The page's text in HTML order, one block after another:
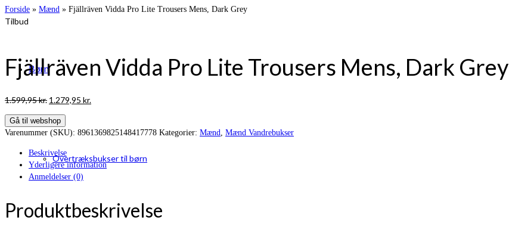
Børn
Overtræksbukser til børn
Forside » Mænd » Fjällräven Vidda Pro Lite Trousers Mens, Dark Grey
Tilbud
Fjällräven Vidda Pro Lite Trousers Mens, Dark Grey
1.599,95kr. Den
pris
var:
1.279,95 kr.
er:
Gå til webshop
Varenummer (SKU): 8961369825148417778 Kategorier: Mænd Mænd Vandrebukser
Beskrivelse
Yderligere information
Anmeldelser (0)
Produktbeskrivelse